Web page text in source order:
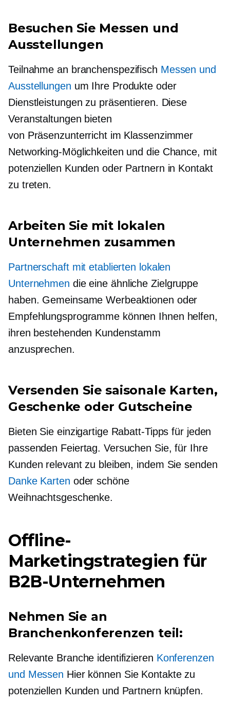
Besuchen Sie Messen und
Ausstellungen
Teilnahme an branchenspezifisch Messen und
Ausstellungen um Ihre Produkte oder
Dienstleistungen zu präsentieren. Diese
Veranstaltungen bieten
von Präsenzunterricht im Klassenzimmer
Networking-Möglichkeiten und die Chance, mit
potenziellen Kunden oder Partnern in Kontakt
zu treten.
Arbeiten Sie mit lokalen
Unternehmen zusammen
Partnerschaft mit etablierten lokalen
Unternehmen die eine ähnliche Zielgruppe
haben. Gemeinsame Werbeaktionen oder
Empfehlungsprogramme können Ihnen helfen,
ihren bestehenden Kundenstamm
anzusprechen.
Versenden Sie saisonale Karten,
Geschenke oder Gutscheine
Bieten Sie einzigartige Rabatt-Tipps für jeden
passenden Feiertag. Versuchen Sie, für Ihre
Kunden relevant zu bleiben, indem Sie senden
Danke Karten oder schöne
Weihnachtsgeschenke.
Offline-
Marketingstrategien für
B2B-Unternehmen
Nehmen Sie an
Branchenkonferenzen teil:
Relevante Branche identifizieren Konferenzen
und Messen Hier können Sie Kontakte zu
potenziellen Kunden und Partnern knüpfen.